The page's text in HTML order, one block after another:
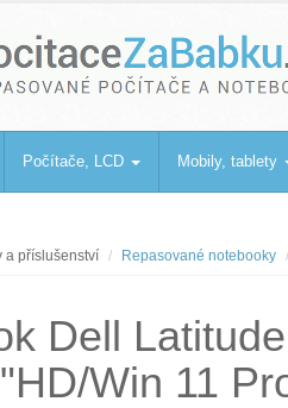
.cz
a notebooky
Počítače, LCD Mobily, tablety
a příslušenství Repasované notebooky
Dell
Win 11